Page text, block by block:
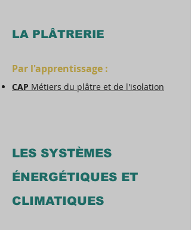
LA PLÂTRERIE
Par l'apprentissage :
CAP Métiers du plâtre et de l'isolation
LES SYSTÈMES
ÉNERGÉTIQUES ET
CLIMATIQUES